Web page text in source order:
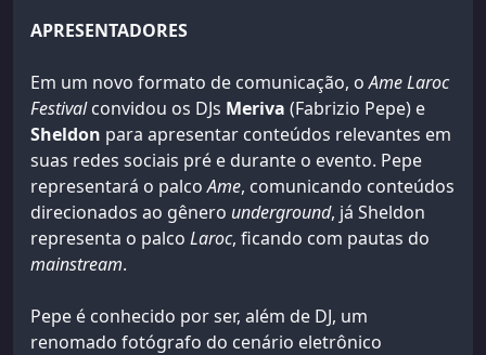
APRESENTADORES
Em um novo formato de comunicação, oAme Laroc
Festivalconvidou os DJs Meriva (Fabrizio Pepe) e
Sheldon para apresentar conteúdos relevantes em
suas redes sociais pré e durante o evento. Pepe
representará o palcoAme, comunicando conteúdos
direcionados ao gênero underground, já Sheldon
representa o palco Laroc, ficando com pautas do
mainstream.
Pepe é conhecido por ser, além de DJ, um
renomado fotógrafo do cenário eletrônico